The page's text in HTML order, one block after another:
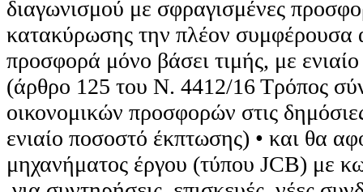
διαγωνισμού με σφραγισμένες
κατακύρωσης την πλέον συμφέρουσα
προσφορά μόνο βάσει τιμής, με
(άρθρο 125 του Ν. 4412/16 Τρόπος
οικονομικών προσφορών στις
ενιαίο ποσοστό έκπτωσης) • και θα
μηχανήματος έργου (τύπου JCB) με